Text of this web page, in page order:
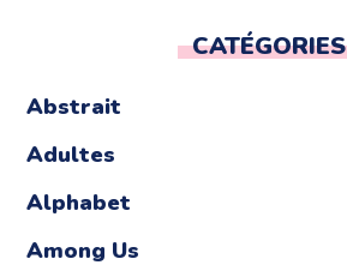
CATÉGORIES
Abstrait
Adultes
Alphabet
Among Us